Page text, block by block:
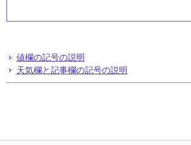
値欄の記号の説明
天気欄と記事欄の記号の説明